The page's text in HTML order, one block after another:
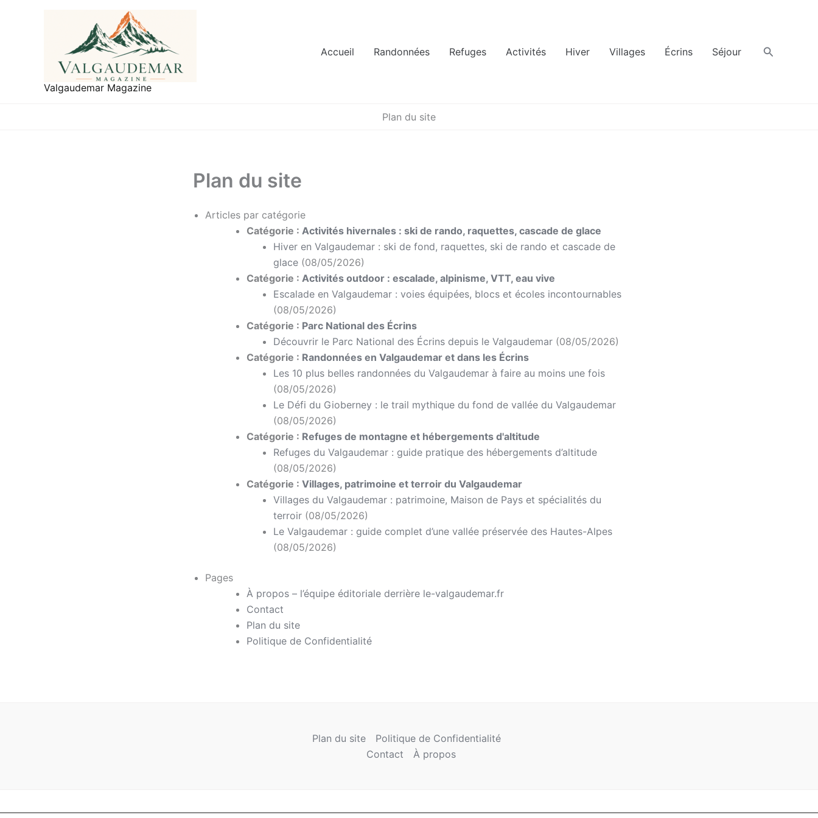
Valgaudemar Magazine
Accueil Randonnées Refuges Activités Hiver Villages Écrins Séjour
Plan du site
Plan du site
Articles par catégorie
Catégorie : Activités hivernales : ski de rando, raquettes, cascade de glace
Hiver en Valgaudemar : ski de fond, raquettes, ski de rando et cascade de
glace (08/05/2026)
Catégorie : Activités outdoor : escalade, alpinisme, VTT, eau vive
Escalade en Valgaudemar : voies équipées, blocs et écoles incontournables
(08/05/2026)
Catégorie : Parc National des Écrins
Découvrir le Parc National des Écrins depuis le Valgaudemar (08/05/2026)
Catégorie : Randonnées en Valgaudemar et dans les Écrins
Les 10 plus belles randonnées du Valgaudemar à faire au moins une fois
(08/05/2026)
Le Défi du Gioberney : le trail mythique du fond de vallée du Valgaudemar
(08/05/2026)
Catégorie : Refuges de montagne et hébergements d'altitude
Refuges du Valgaudemar : guide pratique des hébergements d’altitude
(08/05/2026)
Catégorie : Villages, patrimoine et terroir du Valgaudemar
Villages du Valgaudemar : patrimoine, Maison de Pays et spécialités du
terroir (08/05/2026)
Le Valgaudemar : guide complet d’une vallée préservée des Hautes-Alpes
(08/05/2026)
Pages
À propos – l’équipe éditoriale derrière le-valgaudemar.fr
Contact
Plan du site
Politique de Confidentialité
Plan du site
Politique de Confidentialité
Contact
À propos